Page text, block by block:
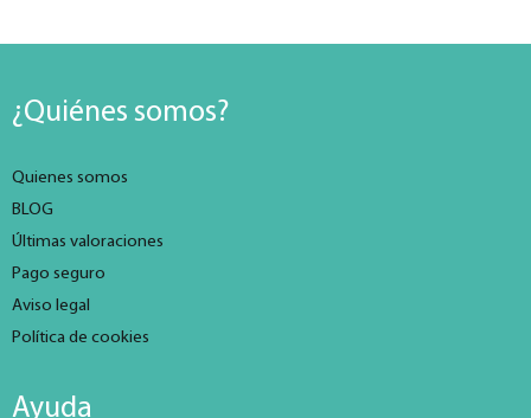
¿Quiénes somos?
Quienes somos
BLOG
Últimas valoraciones
Pago seguro
Aviso legal
Política de cookies
Ayuda